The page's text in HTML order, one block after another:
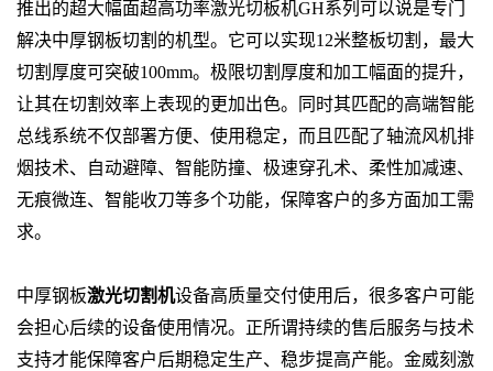
推出的超大幅面超高功率激光切板机GH系列可以说是专门
解决中厚钢板切割的机型。它可以实现12米整板切割，最大
切割厚度可突破100mm。极限切割厚度和加工幅面的提升，
让其在切割效率上表现的更加出色。同时其匹配的高端智能
总线系统不仅部署方便、使用稳定，而且匹配了轴流风机排
烟技术、自动避障、智能防撞、极速穿孔术、柔性加减速、
无痕微连、智能收刀等多个功能，保障客户的多方面加工需
求。
中厚钢板激光切割机设备高质量交付使用后，很多客户可能
会担心后续的设备使用情况。正所谓持续的售后服务与技术
支持才能保障客户后期稳定生产、稳步提高产能。金威刻激